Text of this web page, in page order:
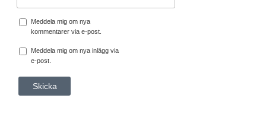
Meddela mig om nya
kommentarer via e-post.
Meddela mig om nya inlägg via
e-post.